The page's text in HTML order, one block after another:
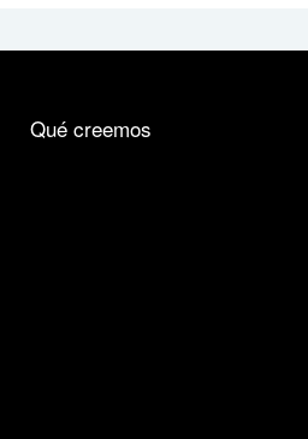
Qué creemos